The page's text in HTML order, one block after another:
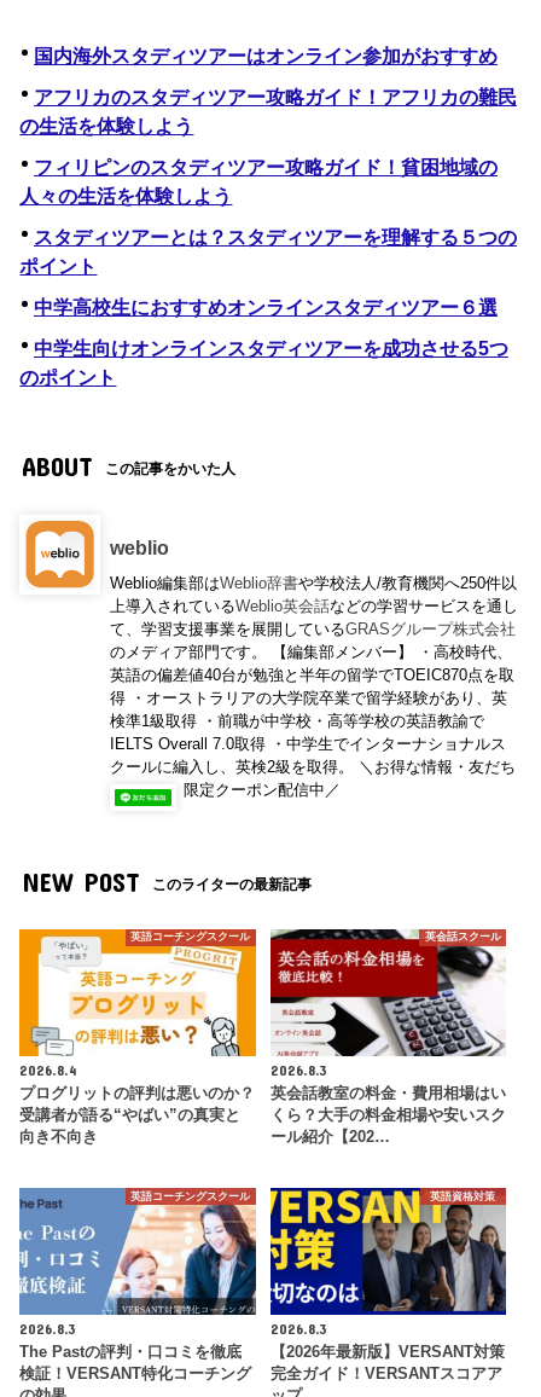
国内海外スタディツアーはオンライン参加がおすすめ
アフリカのスタディツアー攻略ガイド！アフリカの難民
の生活を体験しよう
フィリピンのスタディツアー攻略ガイド！貧困地域の
人々の生活を体験しよう
スタディツアーとは？スタディツアーを理解する５つの
ポイント
中学高校生におすすめオンラインスタディツアー６選
中学生向けオンラインスタディツアーを成功させる5つ
のポイント
ABOUT この記事をかいた人
weblio
Weblio編集部はWeblio辞書や学校法人/教育機関へ250件以
上導入されているWeblio英会話などの学習サービスを通し
て、学習支援事業を展開しているGRASグループ株式会社
のメディア部門です。 【編集部メンバー】 ・高校時代、
英語の偏差値40台が勉強と半年の留学でTOEIC870点を取
得 ・オーストラリアの大学院卒業で留学経験があり、英
検準1級取得 ・前職が中学校・高等学校の英語教諭で
IELTS Overall 7.0取得 ・中学生でインターナショナルス
クールに編入し、英検2級を取得。 ＼お得な情報・友だち
限定クーポン配信中／
NEW POST このライターの最新記事
英語コーチングスクール
2026.8.4
プログリットの評判は悪いのか？
受講者が語る“やばい”の真実と
向き不向き
英会話スクール
2026.8.3
英会話教室の料金・費用相場はい
くら？大手の料金相場や安いスク
ール紹介【202…
英語コーチングスクール
2026.8.3
The Pastの評判・口コミを徹底
検証！VERSANT特化コーチング
英語資格対策
2026.8.3
【2026年最新版】VERSANT対策
完全ガイド！VERSANTスコアア